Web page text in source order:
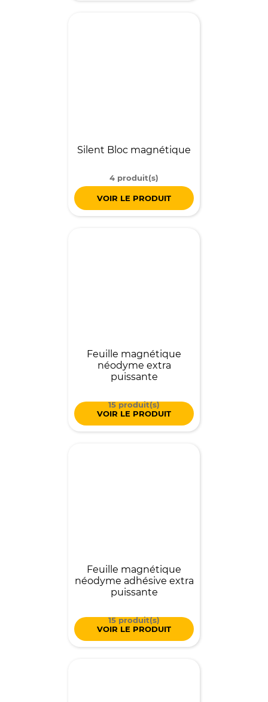
Silent Bloc magnétique
4 produit(s)
VOIR LE PRODUIT
Feuille magnétique
néodyme extra
puissante
15 produit(s)
VOIR LE PRODUIT
Feuille magnétique
néodyme adhésive extra
puissante
15 produit(s)
VOIR LE PRODUIT